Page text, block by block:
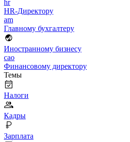
hr
HR-Директору
am
Главному бухгалтеру
Иностранному бизнесу
cao
Финансовому директору
Темы
Налоги
Кадры
Зарплата